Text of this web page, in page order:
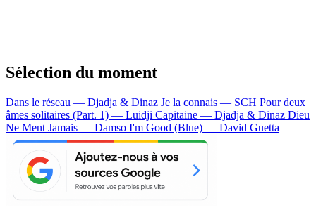
Sélection du moment
Dans le réseau — Djadja & Dinaz Je la connais — SCH Pour deux
âmes solitaires (Part. 1) — Luidji Capitaine — Djadja & Dinaz Dieu
Ne Ment Jamais — Damso I'm Good (Blue) — David Guetta